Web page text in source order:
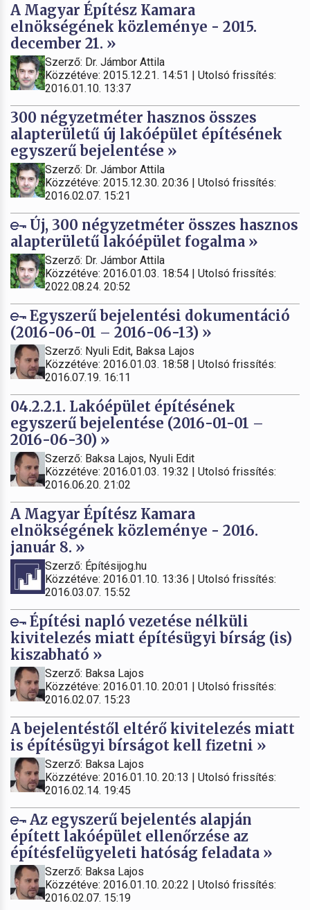
A Magyar Építész Kamara
elnökségének közleménye - 2015.
december 21. »
Szerző: Dr. Jámbor Attila
Közzétéve: 2015.12.21. 14:51 | Utolsó frissítés:
2016.01.10. 13:37
300 négyzetméter hasznos összes
alapterületű új lakóépület építésének
egyszerű bejelentése »
Szerző: Dr. Jámbor Attila
Közzétéve: 2015.12.30. 20:36 | Utolsó frissítés:
2016.02.07. 15:21
Új, 300 négyzetméter összes hasznos
alapterületű lakóépület fogalma »
Szerző: Dr. Jámbor Attila
Közzétéve: 2016.01.03. 18:54 | Utolsó frissítés:
2022.08.24. 20:52
Egyszerű bejelentési dokumentáció
(2016-06-01 – 2016-06-13) »
Szerző: Nyuli Edit, Baksa Lajos
Közzétéve: 2016.01.03. 18:58 | Utolsó frissítés:
2016.07.19. 16:11
04.2.2.1. Lakóépület építésének
egyszerű bejelentése (2016-01-01 –
2016-06-30) »
Szerző: Baksa Lajos, Nyuli Edit
Közzétéve: 2016.01.03. 19:32 | Utolsó frissítés:
2016.06.20. 21:02
A Magyar Építész Kamara
elnökségének közleménye - 2016.
január 8. »
Szerző: Építésijog.hu
Közzétéve: 2016.01.10. 13:36 | Utolsó frissítés:
2016.03.07. 15:52
Építési napló vezetése nélküli
kivitelezés miatt építésügyi bírság (is)
kiszabható »
Szerző: Baksa Lajos
Közzétéve: 2016.01.10. 20:01 | Utolsó frissítés:
2016.02.07. 15:23
A bejelentéstől eltérő kivitelezés miatt
is építésügyi bírságot kell fizetni »
Szerző: Baksa Lajos
Közzétéve: 2016.01.10. 20:13 | Utolsó frissítés:
2016.02.14. 19:45
Az egyszerű bejelentés alapján
épített lakóépület ellenőrzése az
építésfelügyeleti hatóság feladata »
Szerző: Baksa Lajos
Közzétéve: 2016.01.10. 20:22 | Utolsó frissítés:
2016.02.07. 15:19